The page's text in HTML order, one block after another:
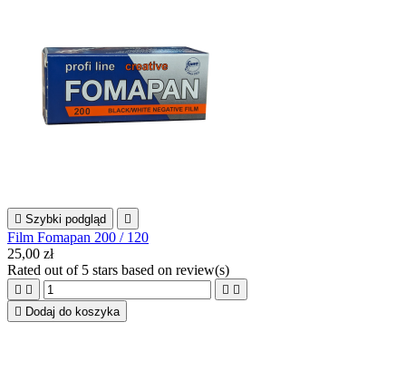
 Szybki podgląd 
Film Fomapan 200 / 120
25,00 zł
Rated out of 5 stars based on review(s)
   
 Dodaj do koszyka